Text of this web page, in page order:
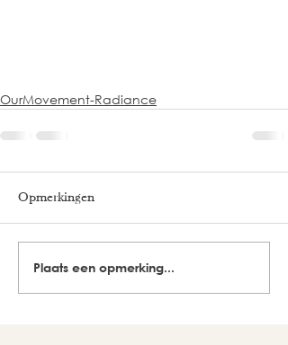
OurMovement-Radiance
Opmerkingen
Plaats een opmerking...